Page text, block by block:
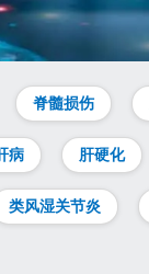
脊髓损伤
病 肝硬化
类风湿关节炎